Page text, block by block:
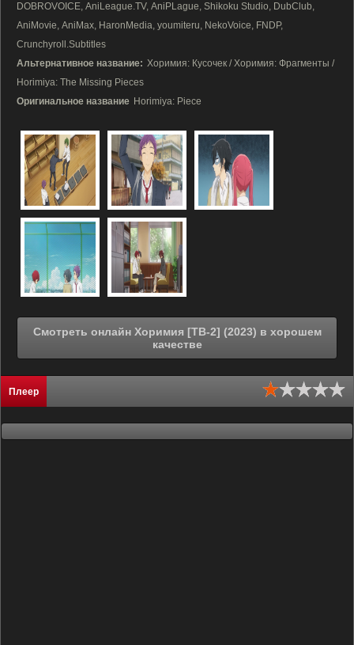
DOBROVOICE, AniLeague.TV, AniPLague, Shikoku Studio, DubClub,
AniMovie, AniMax, HaronMedia, youmiteru, NekoVoice, FNDP,
Crunchyroll.Subtitles
Альтернативное название: Хоримия: Кусочек / Хоримия: Фрагменты /
Horimiya: The Missing Pieces
Оригинальное название Horimiya: Piece
Смотреть онлайн Хоримия [ТВ-2] (2023) в хорошем
качестве
Плеер